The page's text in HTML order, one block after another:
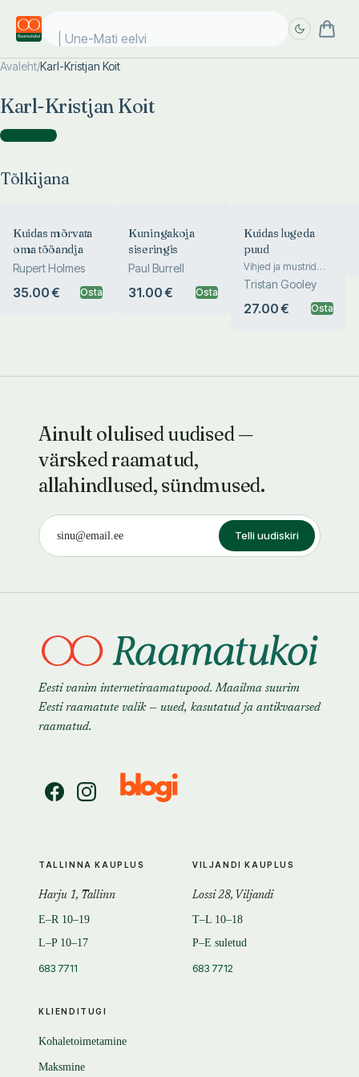
Une-Mati eelvii
Avaleht/Karl-Kristjan Koit
Karl-Kristjan Koit
Tõlkijana )
Tõlkijana
Kuidas mõrvata
oma tööandja
Rupert Holmes
35.00 € Osta
Kuningakoja
siseringis
Paul Burrell
31.00 € Osta
Kuidas lugeda
puud
Vihjed ja mustrid
juurtest lehtedeni
Tristan Gooley
27.00 € Osta
Ainult olulised uudised —
värsked raamatud,
allahindlused, sündmused.
Telli uudiskiri
Eesti vanim internetiraamatupood. Maailma suurim
Eesti raamatute valik — uued, kasutatud ja antikvaarsed
raamatud.
KLIENDITUGI
Kohaletoimetamine
Maksmine
TALLINNA KAUPLUS
Harju 1, Tallinn
E–R 10–19
L–P 10–17
683 7711
VILJANDI KAUPLUS
Lossi 28, Viljandi
T–L 10–18
P–E suletud
683 7712